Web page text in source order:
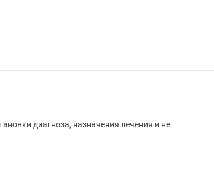
диагноза, назначения лечения и не